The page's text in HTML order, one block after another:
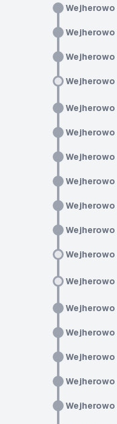
Wejherowo
Wejherowo
Wejherowo
Wejherowo
Wejherowo
Wejherowo
Wejherowo
Wejherowo
Wejherowo
Wejherowo
Wejherowo
Wejherowo
Wejherowo
Wejherowo
Wejherowo
Wejherowo
Wejherowo